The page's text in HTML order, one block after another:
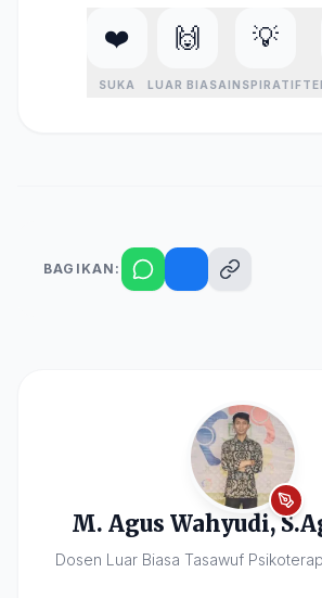
❤️
SUKA
🙌
LUAR BIASA
💡
INSPIRATIF
BAGIKAN:
M. Agus Wahyudi,
Dosen Luar Biasa Tasawuf